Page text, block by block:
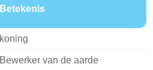
Betekenis
koning
Bewerker van de aarde